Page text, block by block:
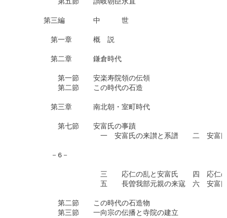
第三編　　　　中　　　世
第一章　　　概　説
第二章　　　鎌倉時代
第一節　　安楽寿院領の伝領
第二節　　この時代の石造
第三章　　　南北朝・室町時代
第七節　　安富氏の事蹟
一　安富氏の来讃と系譜　　二　安富氏
－6－
三　　応仁の乱と安富氏　　四　応仁の乱
五　　長曽我部元親の来寇　六　安富氏の
第二節　　この時代の石造物
第三節　　一向宗の伝播と寺院の建立